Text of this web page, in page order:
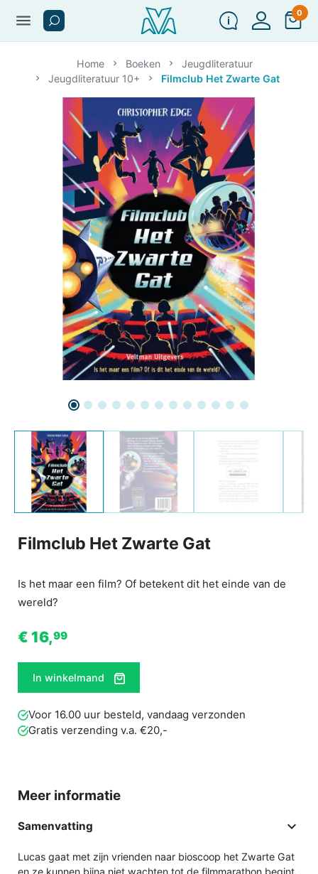
menu 0
Home Boeken
Jeugdliteratuur
Jeugdliteratuur 10+
Filmclub Het Zwarte Gat
Filmclub Het Zwarte Gat
Is het maar een film? Of betekent dit het einde van de
wereld?
€ 16,99
In winkelmand
Voor 16.00 uur besteld, vandaag verzonden
Gratis verzending v.a. €20,-
Meer informatie
Samenvatting 
Lucas gaat met zijn vrienden naar bioscoop het Zwarte Gat